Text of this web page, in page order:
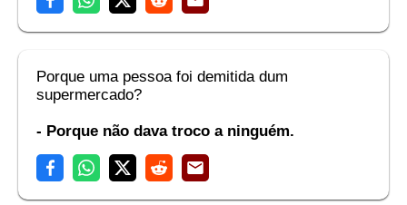
Porque uma pessoa foi demitida dum
supermercado?
- Porque não dava troco a ninguém.